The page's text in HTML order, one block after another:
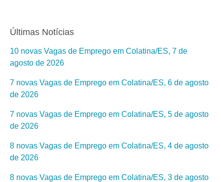
Últimas Notícias
10 novas Vagas de Emprego em Colatina/ES, 7 de
agosto de 2026
7 novas Vagas de Emprego em Colatina/ES, 6 de agosto
de 2026
7 novas Vagas de Emprego em Colatina/ES, 5 de agosto
de 2026
8 novas Vagas de Emprego em Colatina/ES, 4 de agosto
de 2026
8 novas Vagas de Emprego em Colatina/ES, 3 de agosto